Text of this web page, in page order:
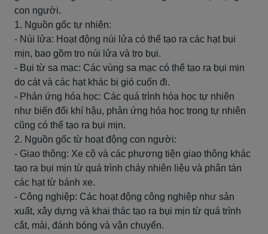
con người.
1. Nguồn gốc tự nhiên:
- Núi lửa: Hoạt động núi lửa có thể tạo ra các hạt bụi
mịn, bao gồm tro núi lửa và tro bụi.
- Bụi từ sa mạc: Các vùng sa mạc có thể tạo ra bụi mịn
do cát và các hạt khác bị gió cuốn đi.
- Phản ứng hóa học: Các quá trình hóa học tự nhiên
như biến đổi khí hậu, phản ứng hóa học trong tự nhiên
cũng có thể tạo ra bụi mịn.
2. Nguồn gốc từ hoạt động con người:
- Giao thông: Xe cộ và các phương tiện giao thông khác
tạo ra bụi mịn từ quá trình cháy nhiên liệu và phân tán
các hạt từ bánh xe.
- Công nghiệp: Các hoạt động công nghiệp như sản
xuất, xây dựng và khai thác tạo ra bụi mịn từ quá trình
cắt, mài, đánh bóng và vận chuyển.